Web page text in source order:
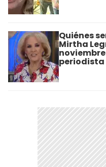
Quiénes
Mirtha
periodista